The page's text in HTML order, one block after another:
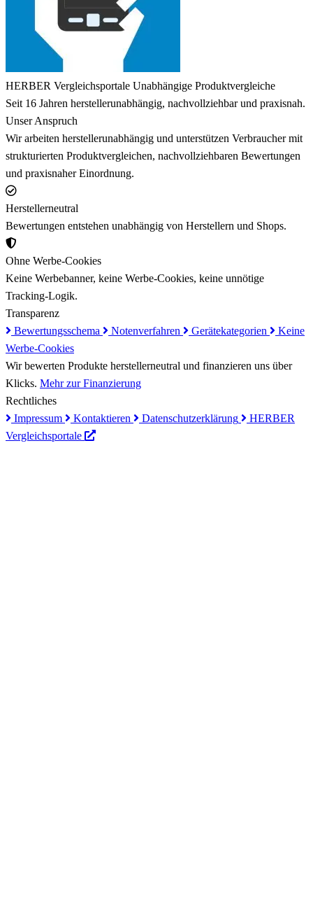
HERBER Vergleichsportale Unabhängige Produktvergleiche
Seit 16 Jahren herstellerunabhängig, nachvollziehbar und praxisnah.
Unser Anspruch
Wir arbeiten herstellerunabhängig und unterstützen Verbraucher mit
strukturierten Produktvergleichen, nachvollziehbaren Bewertungen
und praxisnaher Einordnung.
Herstellerneutral
Bewertungen entstehen unabhängig von Herstellern und Shops.
Ohne Werbe-Cookies
Keine Werbebanner, keine Werbe-Cookies, keine unnötige
Tracking-Logik.
Transparenz
Bewertungsschema
Notenverfahren Gerätekategorien
Keine
Werbe-Cookies
Wir bewerten Produkte herstellerneutral und finanzieren uns über
Klicks. Mehr zur Finanzierung
Rechtliches
Impressum
Kontaktieren Datenschutzerklärung
HERBER
Vergleichsportale